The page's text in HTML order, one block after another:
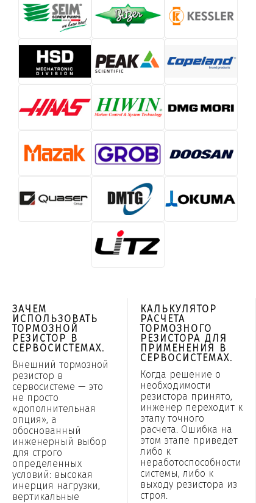
ЗАЧЕМ
ИСПОЛЬЗОВАТЬ
ТОРМОЗНОЙ
РЕЗИСТОР В
СЕРВОСИСТЕМАХ.
Внешний тормозной
резистор в
сервосистеме — это
не просто
«дополнительная
опция», а
обоснованный
инженерный выбор
для строго
определенных
условий: высокая
инерция нагрузки,
вертикальные
КАЛЬКУЛЯТОР
РАСЧЕТА
ТОРМОЗНОГО
РЕЗИСТОРА ДЛЯ
ПРИМЕНЕНИЯ В
СЕРВОСИСТЕМАХ.
Когда решение о
необходимости
резистора принято,
инженер переходит к
этапу точного
расчета. Ошибка на
этом этапе приведет
либо к
неработоспособности
системы, либо к
выходу резистора из
строя.